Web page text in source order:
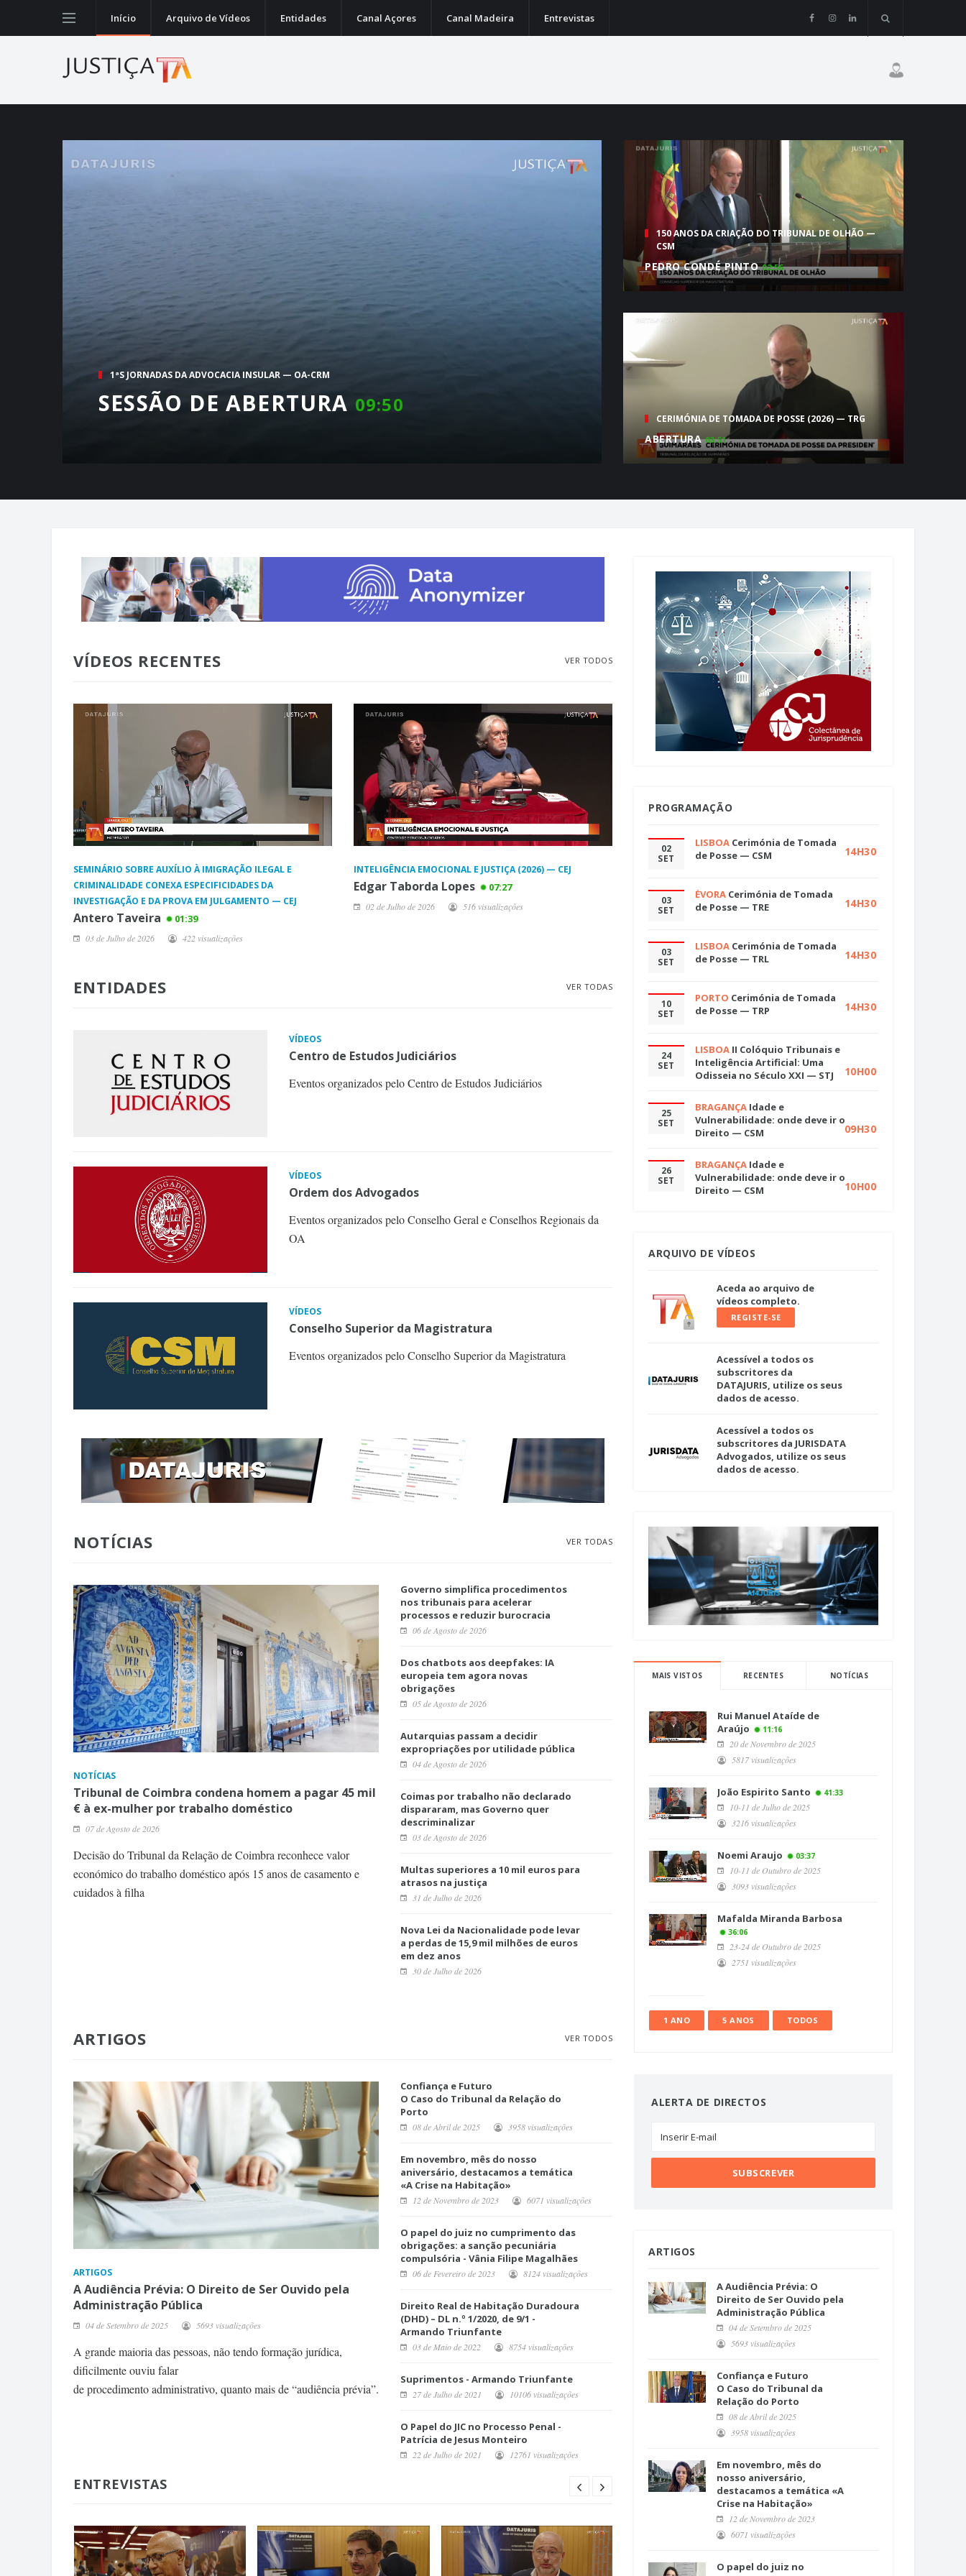
Início Arquivo de Vídeos Entidades Canal Açores Canal Madeira Entrevistas
1ªS JORNADAS DA ADVOCACIA INSULAR — OA-CRM
SESSÃO DE ABERTURA 09:50
1ªS JORNADAS DA ADVOCACIA INSULAR — OA-CRM
SESSÃO DE ABERTURA
150 ANOS DA CRIAÇÃO DO TRIBUNAL DE OLHÃO —
CSM
PEDRO CONDÉ PINTO 02:56
CERIMÓNIA DE TOMADA DE POSSE (2026) — TRG
ABERTURA 03:51
VÍDEOS RECENTES VER TODOS
SEMINÁRIO SOBRE AUXÍLIO À IMIGRAÇÃO ILEGAL E
CRIMINALIDADE CONEXA ESPECIFICIDADES DA
INVESTIGAÇÃO E DA PROVA EM JULGAMENTO — CEJ
Antero Taveira 01:39
03 de Julho de 2026 422 visualizações
INTELIGÊNCIA EMOCIONAL E JUSTIÇA (2026) — CEJ
Edgar Taborda Lopes 07:27
02 de Julho de 2026 516 visualizações
ENTIDADES VER TODAS
VÍDEOS
Centro de Estudos Judiciários
Eventos organizados pelo Centro de Estudos Judiciários
VÍDEOS
Ordem dos Advogados
Eventos organizados pelo Conselho Geral e Conselhos Regionais da
OA
VÍDEOS
Conselho Superior da Magistratura
Eventos organizados pelo Conselho Superior da Magistratura
NOTÍCIAS VER TODAS
NOTÍCIAS
Tribunal de Coimbra condena homem a pagar 45 mil
€ à ex-mulher por trabalho doméstico
07 de Agosto de 2026
Decisão do Tribunal da Relação de Coimbra reconhece valor
económico do trabalho doméstico após 15 anos de casamento e
cuidados à filha
Governo simplifica procedimentos
nos tribunais para acelerar
processos e reduzir burocracia
06 de Agosto de 2026
Dos chatbots aos deepfakes: IA
europeia tem agora novas
obrigações
05 de Agosto de 2026
Autarquias passam a decidir
expropriações por utilidade pública
04 de Agosto de 2026
Coimas por trabalho não declarado
dispararam, mas Governo quer
descriminalizar
03 de Agosto de 2026
Multas superiores a 10 mil euros para
atrasos na justiça
31 de Julho de 2026
Nova Lei da Nacionalidade pode levar
a perdas de 15,9 mil milhões de euros
em dez anos
30 de Julho de 2026
ARTIGOS VER TODOS
ARTIGOS
A Audiência Prévia: O Direito de Ser Ouvido pela
Administração Pública
04 de Setembro de 2025 5693 visualizações
A grande maioria das pessoas, não tendo formação jurídica,
dificilmente ouviu falar
de procedimento administrativo, quanto mais de “audiência prévia”.
Confiança e Futuro
O Caso do Tribunal da Relação do
Porto
08 de Abril de 2025 3958 visualizações
Em novembro, mês do nosso
aniversário, destacamos a temática
«A Crise na Habitação»
12 de Novembro de 2023 6071 visualizações
O papel do juiz no cumprimento das
obrigações: a sanção pecuniária
compulsória - Vânia Filipe Magalhães
06 de Fevereiro de 2023 8124 visualizações
Direito Real de Habitação Duradoura
(DHD) – DL n.º 1/2020, de 9/1 -
Armando Triunfante
03 de Maio de 2022 8754 visualizações
Suprimentos - Armando Triunfante
27 de Julho de 2021 10106 visualizações
O Papel do JIC no Processo Penal -
Patrícia de Jesus Monteiro
22 de Julho de 2021 12761 visualizações
ENTREVISTAS
PROGRAMAÇÃO
02
SET
LISBOA Cerimónia de Tomada
de Posse — CSM
14H30
03
SET
ÉVORA Cerimónia de Tomada
de Posse — TRE
14H30
03
SET
LISBOA Cerimónia de Tomada
de Posse — TRL
14H30
10
SET
PORTO Cerimónia de Tomada
de Posse — TRP
14H30
24
SET
LISBOA II Colóquio Tribunais e
Inteligência Artificial: Uma
Odisseia no Século XXI — STJ
10H00
25
SET
BRAGANÇA Idade e
Vulnerabilidade: onde deve ir o
Direito — CSM
09H30
26
SET
BRAGANÇA Idade e
Vulnerabilidade: onde deve ir o
Direito — CSM
10H00
ARQUIVO DE VÍDEOS
Aceda ao arquivo de
vídeos completo.
REGISTE-SE
Acessível a todos os
subscritores da
DATAJURIS, utilize os seus
dados de acesso.
Acessível a todos os
subscritores da JURISDATA
Advogados, utilize os seus
dados de acesso.
MAIS VISTOS RECENTES NOTÍCIAS
Rui Manuel Ataíde de
Araújo
11:16
20 de Novembro de 2025
5817 visualizações
João Espirito Santo 41:33
10-11 de Julho de 2025
3216 visualizações
Noemi Araujo 03:37
10-11 de Outubro de 2025
3093 visualizações
Mafalda Miranda Barbosa
36:06
23-24 de Outubro de 2025
2751 visualizações
1 ANO 5 ANOS TODOS
ALERTA DE DIRECTOS
ARTIGOS
A Audiência Prévia: O
Direito de Ser Ouvido pela
Administração Pública
04 de Setembro de 2025
5693 visualizações
Confiança e Futuro
O Caso do Tribunal da
Relação do Porto
08 de Abril de 2025
3958 visualizações
Em novembro, mês do
nosso aniversário,
destacamos a temática «A
Crise na Habitação»
12 de Novembro de 2023
6071 visualizações
O papel do juiz no